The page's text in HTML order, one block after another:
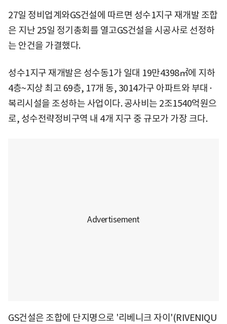
27일 정비업계와GS건설에 따르면 성수1지구 재개발 조합
은 지난 25일 정기총회를 열고GS건설을 시공사로 선정하
는 안건을 가결했다.
성수1지구 재개발은 성수동1가 일대 19만4398㎡에 지하
4층~지상 최고 69층, 17개 동, 3014가구 아파트와 부대·
복리시설을 조성하는 사업이다. 공사비는 2조1540억원으
로, 성수전략정비구역 내 4개 지구 중 규모가 가장 크다.
GS건설은 조합에 단지명으로 '리베니크 자이'(RIVENIQU